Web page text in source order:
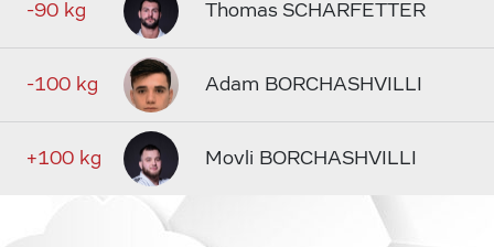
-90 kg Thomas SCHARFETTER
-100 kg Adam BORCHASHVILLI
+100 kg Movli BORCHASHVILLI